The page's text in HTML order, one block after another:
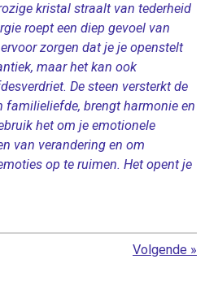
kristal straalt van tederheid
roept een diep gevoel van
zorgen dat je je openstelt
maar het kan ook
De steen versterkt de
familieliefde, brengt harmonie en
het om je emotionele
van verandering en om
op te ruimen. Het opent je
Volgende »